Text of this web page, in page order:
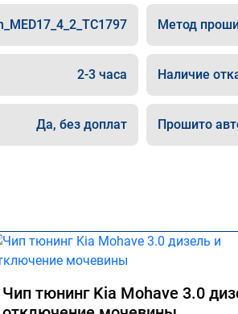
Метод
2-3 часа Наличие
Да, без доплат Прошито
Чип тюнинг Kia Mohave 3.0